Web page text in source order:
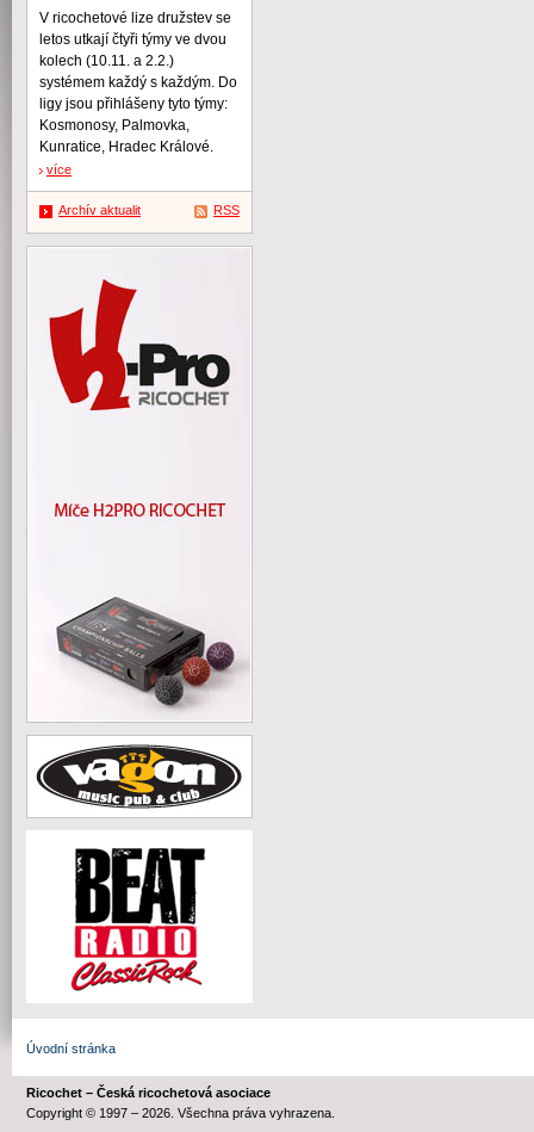
V ricochetové lize družstev se
letos utkají čtyři týmy ve dvou
kolech (10.11. a 2.2.)
systémem každý s každým. Do
ligy jsou přihlášeny tyto týmy:
Kosmonosy, Palmovka,
Kunratice, Hradec Králové.
více
Archív aktualit RSS
Úvodní stránka
Ricochet – Česká ricochetová asociace
Copyright © 1997 – 2026. Všechna práva vyhrazena.